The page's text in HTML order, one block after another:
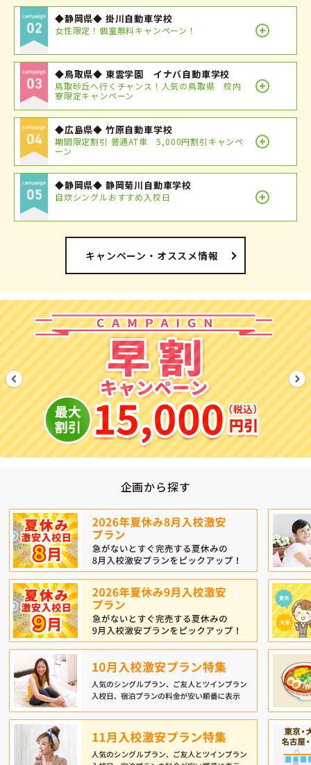
◆静岡県◆ 掛川自動車学校
女性限定！個室無料キャンペーン！
◆鳥取県◆ 東雲学園 イナバ自動車学校
鳥取砂丘へ行くチャンス！人気の鳥取県 校内
寮限定キャンペーン
◆広島県◆ 竹原自動車学校
期間限定割引 普通AT車 5,000円割引キャンペ
ーン
◆静岡県◆ 静岡菊川自動車学校
自炊シングルおすすめ入校日
キャンペーン・オススメ情報
企画から探す